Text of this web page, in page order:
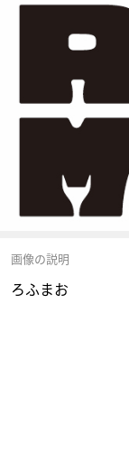
画像の説明
ろふまお